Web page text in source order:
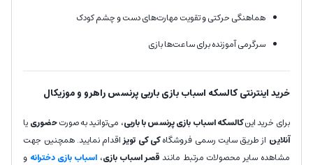
هماهنگی حرکتی و تقویت مهارت‌های دست و چشم کودک
سرگرمی آموزنده برای ساعت‌ها بازی
خرید اینترنتی کالسکه اسباب بازی باربی پرنسس راهرو و موزیکال
برای خرید اینکالسکه اسباب بازی پرنسس با باربی، می‌توانید به صورتحضورییا
آنلاین از طریق سایت رسمی فروشگاهکی کی تویزاقدام نمایید. همچنین جهت
مشاهده سایر محصولات مرتبط مانندقصر اسباب بازی، اسباب بازی دخترانه و